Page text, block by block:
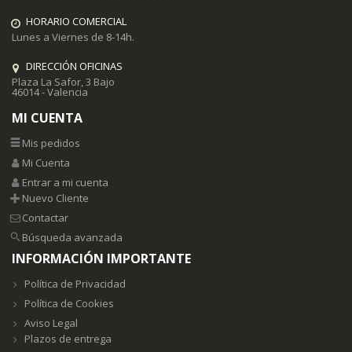
HORARIO COMERCIAL
Lunes a Viernes de 8-14h.
DIRECCIÓN OFICINAS
Plaza La Safor, 3 Bajo
46014 - Valencia
MI CUENTA
Mis pedidos
Mi Cuenta
Entrar a mi cuenta
Nuevo Cliente
Contactar
Búsqueda avanzada
INFORMACIÓN IMPORTANTE
Política de Privacidad
Política de Cookies
Aviso Legal
Plazos de entrega